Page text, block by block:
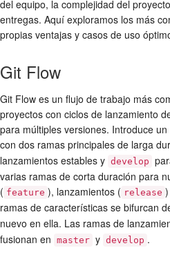
del equipo, la complejidad del
entregas. Aquí exploramos los más
propias ventajas y casos de uso
Git Flow
Git Flow es un flujo de trabajo más
proyectos con ciclos de lanzamiento
para múltiples versiones. Introduce
con dos ramas principales de larga
lanzamientos estables y develop
varias ramas de corta duración para
( feature ), lanzamientos ( release
ramas de características se bifurcan
nuevo en ella. Las ramas de
fusionan en master y develop .